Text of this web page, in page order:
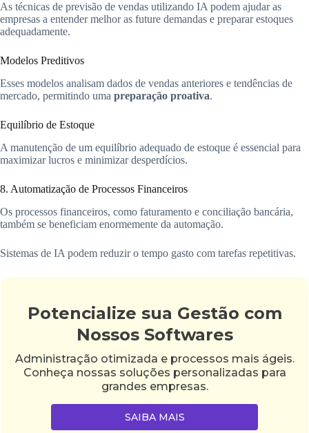
As técnicas de previsão de vendas utilizando IA podem ajudar as
empresas a entender melhor as future demandas e preparar estoques
adequadamente.
Modelos Preditivos
Esses modelos analisam dados de vendas anteriores e tendências de
mercado, permitindo uma preparação proativa.
Equilíbrio de Estoque
A manutenção de um equilíbrio adequado de estoque é essencial para
maximizar lucros e minimizar desperdícios.
8. Automatização de Processos Financeiros
Os processos financeiros, como faturamento e conciliação bancária,
também se beneficiam enormemente da automação.
Sistemas de IA podem reduzir o tempo gasto com tarefas repetitivas.
Potencialize sua Gestão com
Nossos Softwares
Administração otimizada e processos mais ágeis.
Conheça nossas soluções personalizadas para
grandes empresas.
SAIBA MAIS